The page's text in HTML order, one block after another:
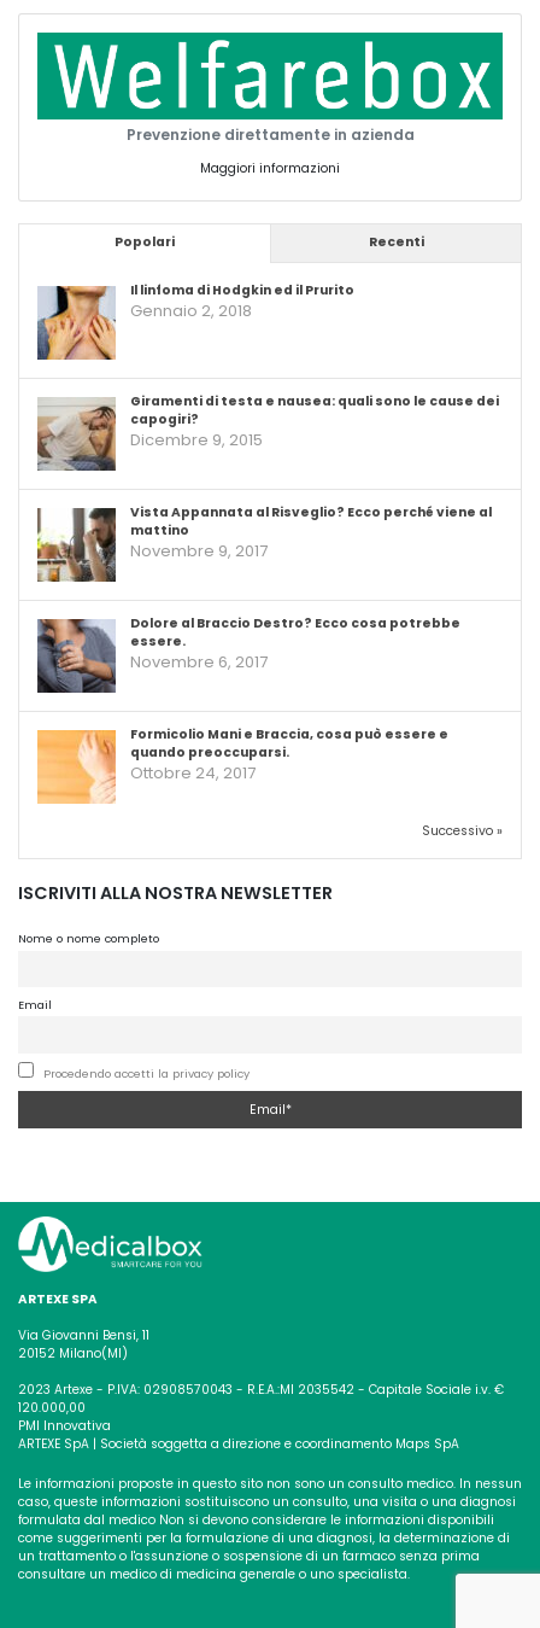
Prevenzione direttamente in azienda
Maggiori informazioni
Popolari Recenti
Il linfoma di Hodgkin ed il Prurito
Gennaio 2, 2018
Giramenti di testa e nausea: quali sono le cause dei
capogiri?
Dicembre 9, 2015
Vista Appannata al Risveglio? Ecco perché viene al
mattino
Novembre 9, 2017
Dolore al Braccio Destro? Ecco cosa potrebbe
essere.
Novembre 6, 2017
Formicolio Mani e Braccia, cosa può essere e
quando preoccuparsi.
Ottobre 24, 2017
Successivo »
ISCRIVITI ALLA NOSTRA NEWSLETTER
Nome o nome completo
Email
Procedendo accetti la privacy policy
ARTEXE SPA
Via Giovanni Bensi, 11
20152 Milano(MI)
2023 Artexe - P.IVA: 02908570043 - R.E.A.:MI 2035542 - Capitale Sociale i.v. €
120.000,00
PMI Innovativa
ARTEXE SpA | Società soggetta a direzione e coordinamento Maps SpA
Le informazioni proposte in questo sito non sono un consulto medico. In nessun
caso, queste informazioni sostituiscono un consulto, una visita o una diagnosi
formulata dal medico Non si devono considerare le informazioni disponibili
come suggerimenti per la formulazione di una diagnosi, la determinazione di
un trattamento o l'assunzione o sospensione di un farmaco senza prima
consultare un medico di medicina generale o uno specialista.